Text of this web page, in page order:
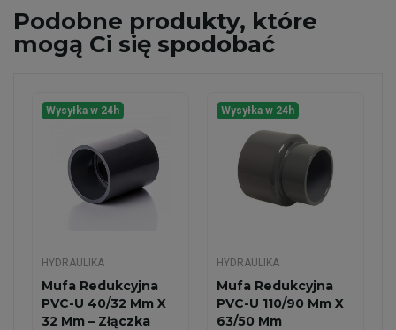
Podobne produkty, które
mogą Ci się spodobać
Wysyłka w 24h
HYDRAULIKA
Mufa Redukcyjna
PVC-U 40/32 Mm X
32 Mm – Złączka
Wysyłka w 24h
HYDRAULIKA
Mufa Redukcyjna
PVC-U 110/90 Mm X
63/50 Mm